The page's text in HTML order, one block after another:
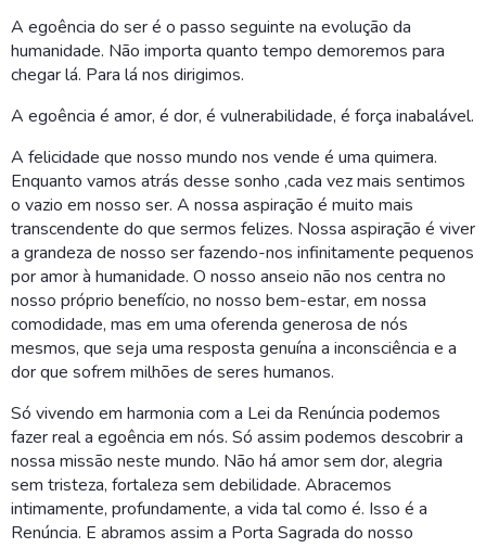
A egoência do ser é o passo seguinte na evolução da
humanidade. Não importa quanto tempo demoremos para
chegar lá. Para lá nos dirigimos.
A egoência é amor, é dor, é vulnerabilidade, é força inabalável.
A felicidade que nosso mundo nos vende é uma quimera.
Enquanto vamos atrás desse sonho ,cada vez mais sentimos
o vazio em nosso ser. A nossa aspiração é muito mais
transcendente do que sermos felizes. Nossa aspiração é viver
a grandeza de nosso ser fazendo-nos infinitamente pequenos
por amor à humanidade. O nosso anseio não nos centra no
nosso próprio benefício, no nosso bem-estar, em nossa
comodidade, mas em uma oferenda generosa de nós
mesmos, que seja uma resposta genuína a inconsciência e a
dor que sofrem milhões de seres humanos.
Só vivendo em harmonia com a Lei da Renúncia podemos
fazer real a egoência em nós. Só assim podemos descobrir a
nossa missão neste mundo. Não há amor sem dor, alegria
sem tristeza, fortaleza sem debilidade. Abracemos
intimamente, profundamente, a vida tal como é. Isso é a
Renúncia. E abramos assim a Porta Sagrada do nosso